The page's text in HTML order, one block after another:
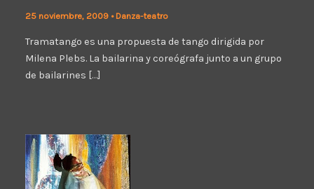
25 noviembre, 2009 • Danza-teatro
Tramatango es una propuesta de tango dirigida por
Milena Plebs. La bailarina y coreógrafa junto a un grupo
de bailarines […]